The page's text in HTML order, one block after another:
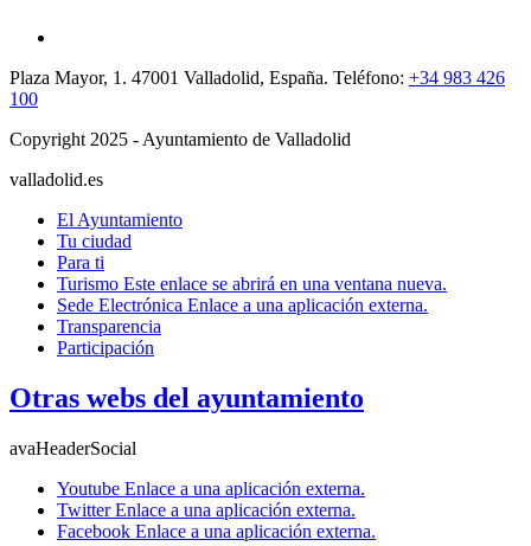
Plaza Mayor, 1. 47001 Valladolid, España. Teléfono: +34 983 426
100
Copyright 2025 - Ayuntamiento de Valladolid
valladolid.es
El Ayuntamiento
Tu ciudad
Para ti
Turismo Este enlace se abrirá en una ventana nueva.
Sede Electrónica Enlace a una aplicación externa.
Transparencia
Participación
Otras webs del ayuntamiento
avaHeaderSocial
Youtube Enlace a una aplicación externa.
TwitterEnlace a una aplicación externa.
Facebook Enlace a una aplicación externa.